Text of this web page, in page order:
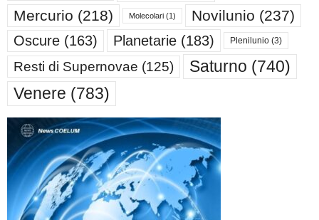
Mercurio (218) Molecolari (1) Novilunio (237)
Oscure (163) Planetarie (183) Plenilunio (3)
Resti di Supernovae (125) Saturno (740)
Venere (783)